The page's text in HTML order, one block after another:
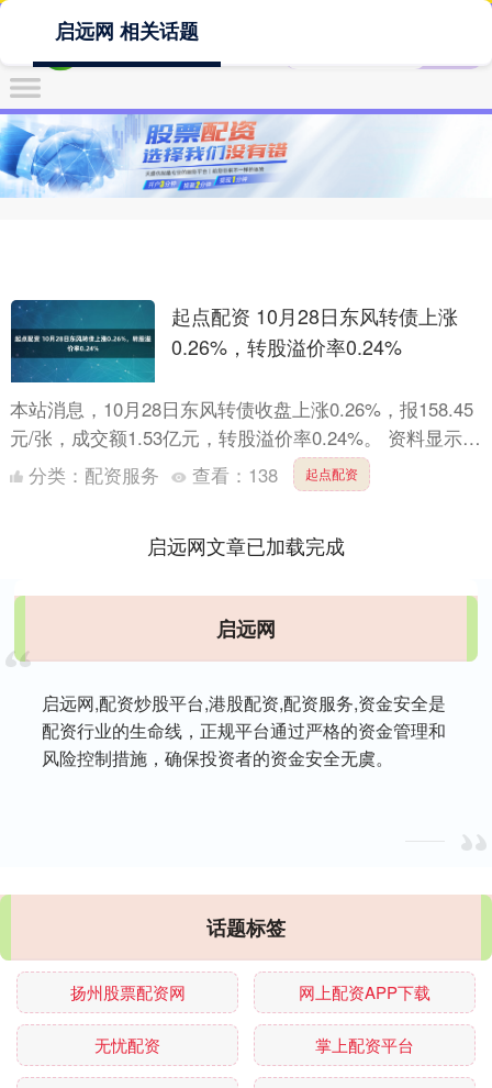
启远网 相关话题
起点配资 10月28日东风转债上涨
0.26%，转股溢价率0.24%
本站消息，10月28日东风转债收盘上涨0.26%，报158.45
元/张，成交额1.53亿元，转股溢价率0.24%。 资料显示，
东风转债信用级别为“AA”，债券期....
分类： 配资服务 查看： 138 起点配资
启远网文章已加载完成
启远网
启远网,配资炒股平台,港股配资,配资服务,资金安全是
配资行业的生命线，正规平台通过严格的资金管理和
风险控制措施，确保投资者的资金安全无虞。
话题标签
扬州股票配资网 网上配资APP下载
无忧配资 掌上配资平台